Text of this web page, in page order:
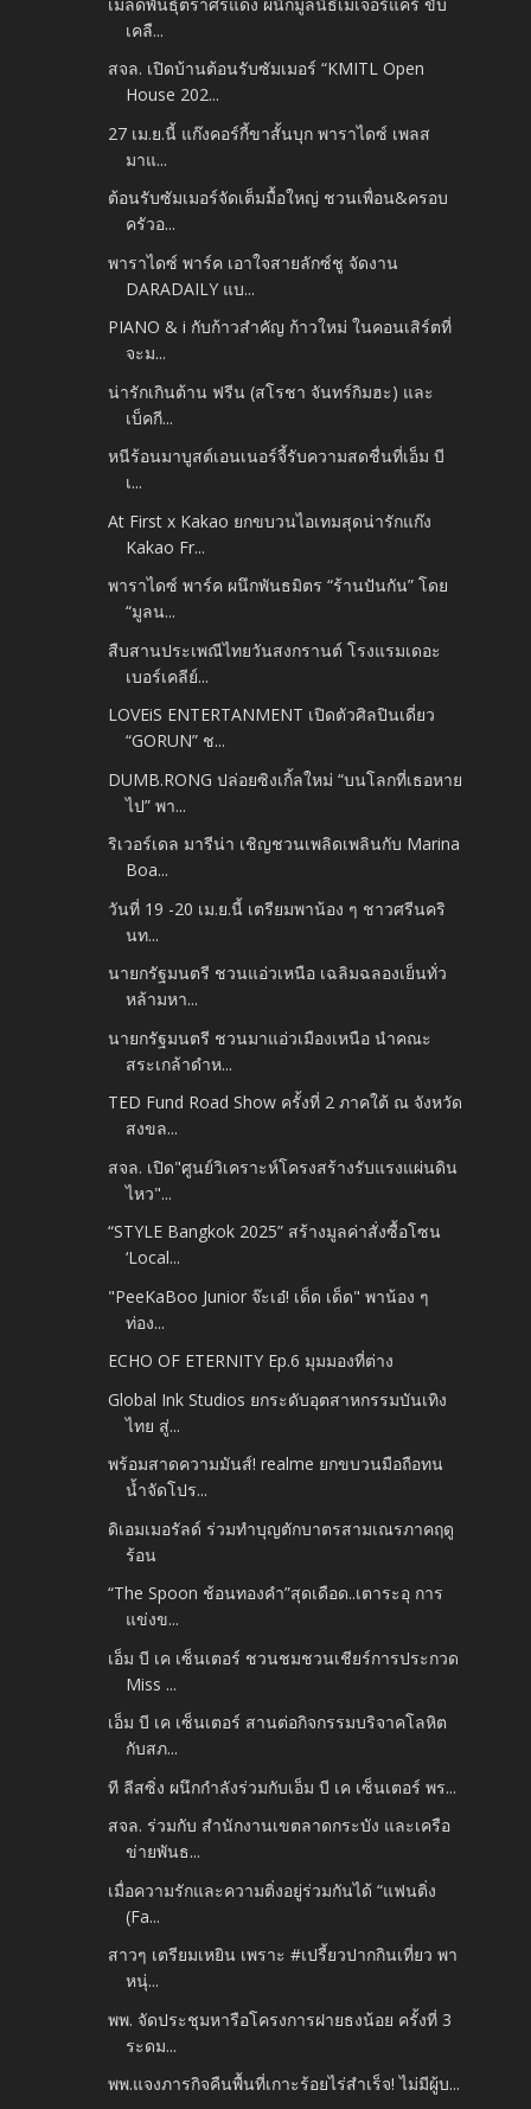
เคลื...
สจล. เปิดบ้านต้อนรับซัมเมอร์ “KMITL Open
House 202...
27 เม.ย.นี้ แก๊งคอร์กี้ขาสั้นบุก พาราไดซ์ เพลส
มาแ...
ต้อนรับซัมเมอร์จัดเต็มมื้อใหญ่ ชวนเพื่อน&ครอบ
ครัวอ...
พาราไดซ์ พาร์ค เอาใจสายลักซ์ชู จัดงาน
DARADAILY แบ...
PIANO & i กับก้าวสำคัญ ก้าวใหม่ ในคอนเสิร์ตที่
จะม...
น่ารักเกินต้าน ฟรีน (สโรชา จันทร์กิมฮะ) และ
เบ็คกี...
หนีร้อนมาบูสต์เอนเนอร์จี้รับความสดชื่นที่เอ็ม บี
เ...
At First x Kakao ยกขบวนไอเทมสุดน่ารักแก๊ง
Kakao Fr...
พาราไดซ์ พาร์ค ผนึกพันธมิตร “ร้านปันกัน” โดย
“มูลน...
สืบสานประเพณีไทยวันสงกรานต์ โรงแรมเดอะ
เบอร์เคลีย์...
LOVEiS ENTERTANMENT เปิดตัวศิลปินเดี่ยว
“GORUN” ช...
DUMB.RONG ปล่อยซิงเกิ้ลใหม่ “บนโลกที่เธอหาย
ไป” พา...
ริเวอร์เดล มารีน่า เชิญชวนเพลิดเพลินกับ Marina
Boa...
วันที่ 19 -20 เม.ย.นี้ เตรียมพาน้อง ๆ ชาวศรีนคริ
นท...
นายกรัฐมนตรี ชวนแอ่วเหนือ เฉลิมฉลองเย็นทั่ว
หล้ามหา...
นายกรัฐมนตรี ชวนมาแอ่วเมืองเหนือ นำคณะ
สระเกล้าดำห...
TED Fund Road Show ครั้งที่ 2 ภาคใต้ ณ จังหวัด
สงขล...
สจล. เปิด"ศูนย์วิเคราะห์โครงสร้างรับแรงแผ่นดิน
ไหว"...
“STYLE Bangkok 2025” สร้างมูลค่าสั่งซื้อโซน
‘Local...
"PeeKaBoo Junior จ๊ะเอ๋! เด็ด เด็ด" พาน้อง ๆ
ท่อง...
ECHO OF ETERNITY Ep.6 มุมมองที่ต่าง
Global Ink Studios ยกระดับอุตสาหกรรมบันเทิง
ไทย สู่...
พร้อมสาดความมันส์! realme ยกขบวนมือถือทน
น้ำจัดโปร...
ดิเอมเมอรัลด์ ร่วมทำบุญตักบาตรสามเณรภาคฤดู
ร้อน
“The Spoon ช้อนทองคำ”สุดเดือด..เตาระอุ การ
แข่งข...
เอ็ม บี เค เซ็นเตอร์ ชวนชมชวนเชียร์การประกวด
Miss ...
เอ็ม บี เค เซ็นเตอร์ สานต่อกิจกรรมบริจาคโลหิต
กับสภ...
ที ลีสซิ่ง ผนึกกำลังร่วมกับเอ็ม บี เค เซ็นเตอร์ พร...
สจล. ร่วมกับ สำนักงานเขตลาดกระบัง และเครือ
ข่ายพันธ...
เมื่อความรักและความติ่งอยู่ร่วมกันได้ “แฟนติ่ง
(Fa...
สาวๆ เตรียมเหยิน เพราะ #เปรี้ยวปากกินเที่ยว พา
หนุ่...
พพ. จัดประชุมหารือโครงการฝายธงน้อย ครั้งที่ 3
ระดม...
พพ.แจงภารกิจคืนพื้นที่เกาะร้อยไร่สำเร็จ! ไม่มีผู้บ...